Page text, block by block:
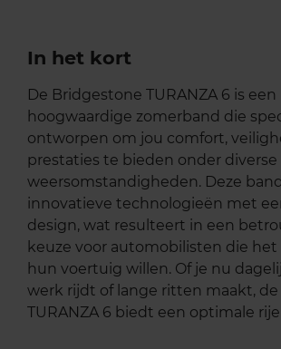
In het kort
De Bridgestone TURANZA 6 is een
hoogwaardige zomerband die
ontworpen om jou comfort,
prestaties te bieden onder diverse
weersomstandigheden. Deze
innovatieve technologieën met
design, wat resulteert in een
keuze voor automobilisten die het
hun voertuig willen. Of je nu
werk rijdt of lange ritten maakt,
TURANZA 6 biedt een optimale